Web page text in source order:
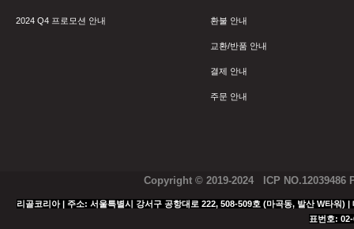
2024 Q4 프로모션 안내 환불 안내
교환/반품 안내
결제 안내
주문 안내
Copyright © 2019-2024 ICP NO.12039486
리골코리아 | 주소: 서울특별시 강서구 공항대로 222, 508-509호 (마곡동, 발산 W타
표번호: